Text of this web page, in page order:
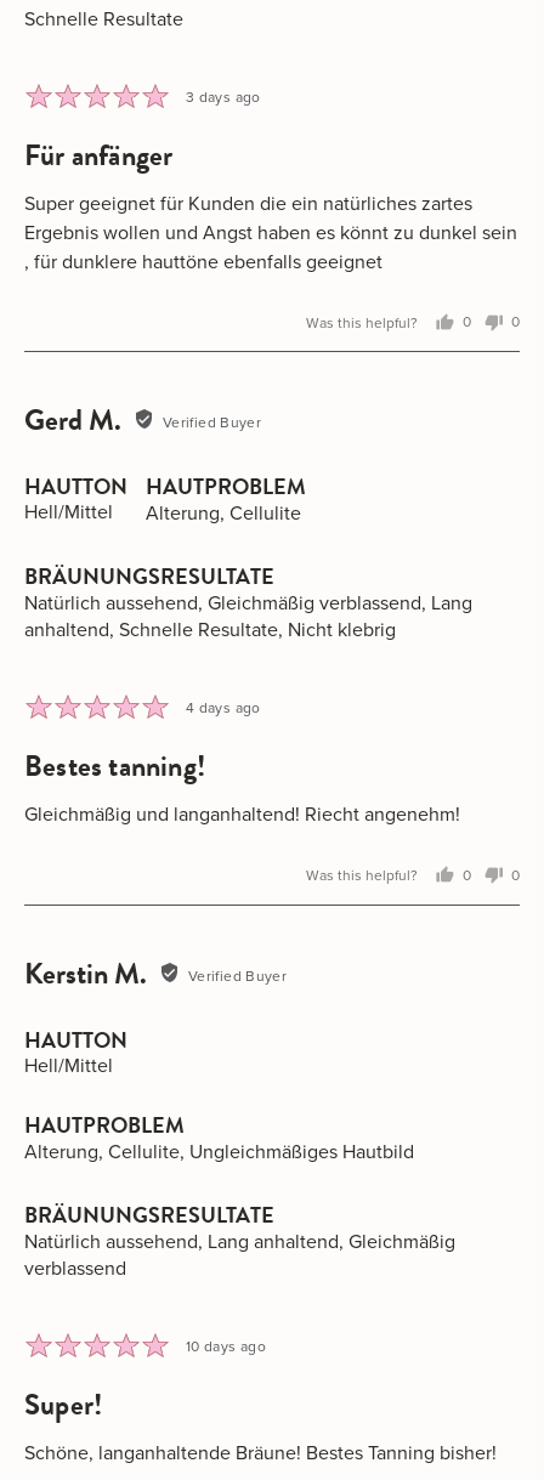
Schnelle Resultate
Rated
out
5
Review
3 days ago
für anfänger
Super geeignet für Kunden die ein natürliches zartes
Ergebnis wollen und Angst haben es könnt zu dunkel sein
, für dunklere hauttöne ebenfalls geeignet
Was this helpful?
0
0
Gerd M.
Reviewed
M.
Verified Buyer
HAUTTON
Hell/Mittel
HAUTPROBLEM
Alterung Cellulite
BRÄUNUNGSRESULTATE
Natürlich aussehend Gleichmäßig verblassend Lang
anhaltend Schnelle Resultate Nicht klebrig
Rated
out
5
Review
4 days ago
bestes tanning!
Gleichmäßig und langanhaltend! Riecht angenehm!
Was this helpful?
0
0
Kerstin M.
Reviewed
Verified Buyer
HAUTTON
Hell/Mittel
HAUTPROBLEM
Alterung Cellulite Ungleichmäßiges Hautbild
BRÄUNUNGSRESULTATE
Natürlich aussehend Lang anhaltend Gleichmäßig
verblassend
Rated
out
5
Review
10 days ago
super!
Schöne, langanhaltende Bräune! Bestes Tanning bisher!